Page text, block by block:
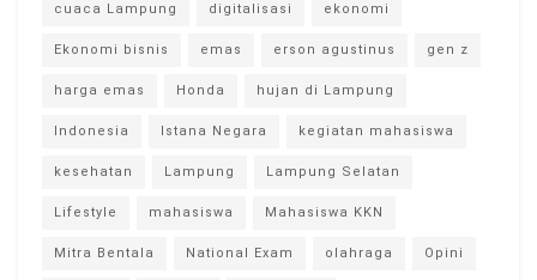
cuaca Lampung digitalisasi ekonomi
Ekonomi bisnis emas erson agustinus gen z
harga emas Honda hujan di Lampung
Indonesia Istana Negara kegiatan mahasiswa
kesehatan Lampung Lampung Selatan
Lifestyle mahasiswa Mahasiswa KKN
Mitra Bentala National Exam olahraga Opini